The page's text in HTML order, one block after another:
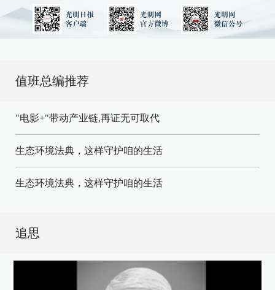
值班总编推荐
"电影+"带动产业链,再证无可取代
生态环境法典，这样守护咱的生活
生态环境法典，这样守护咱的生活
追思